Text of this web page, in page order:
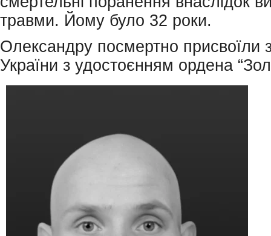
травми. Йому було 32 роки.
Олександру посмертно присвоїли
України з удостоєнням ордена